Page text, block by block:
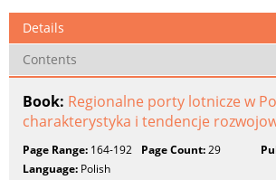
Details
Contents
Book: Regionalne porty lotnicze w
charakterystyka i tendencje
Page Range: 164-192 Page Count:29
Language: Polish